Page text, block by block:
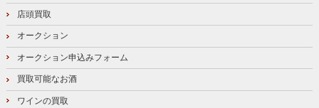
店頭買取
オークション
オークション申込みフォーム
買取可能なお酒
ワインの買取